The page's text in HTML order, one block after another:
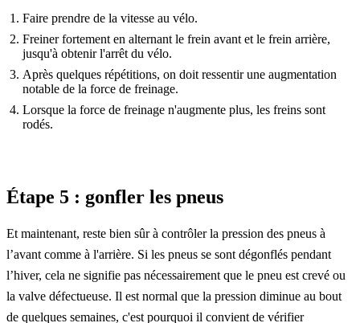
Faire prendre de la vitesse au vélo.
Freiner fortement en alternant le frein avant et le frein arrière,
jusqu'à obtenir l'arrêt du vélo.
Après quelques répétitions, on doit ressentir une augmentation
notable de la force de freinage.
Lorsque la force de freinage n'augmente plus, les freins sont
rodés.
Étape 5 : gonfler les pneus
Et maintenant, reste bien sûr à contrôler la pression des pneus à
l’avant comme à l'arrière. Si les pneus se sont dégonflés pendant
l’hiver, cela ne signifie pas nécessairement que le pneu est crevé ou
la valve défectueuse. Il est normal que la pression diminue au bout
de quelques semaines, c'est pourquoi il convient de vérifier